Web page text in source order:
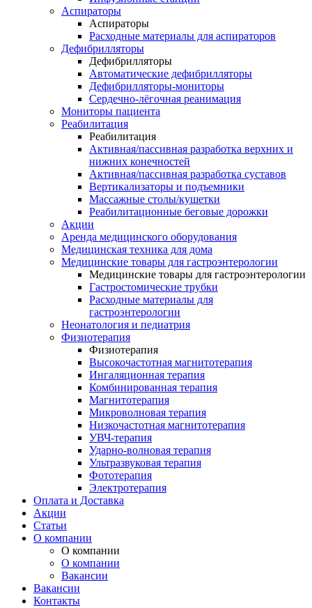
Аспираторы
Аспираторы
Расходные материалы для аспираторов
Дефибрилляторы
Дефибрилляторы
Автоматические дефибрилляторы
Дефибрилляторы-мониторы
Сердечно-лёгочная реанимация
Мониторы пациента
Реабилитация
Реабилитация
Активная/пассивная разработка верхних и
нижних конечностей
Активная/пассивная разработка суставов
Вертикализаторы и подъемники
Массажные столы/кушетки
Реабилитационные беговые дорожки
Акции
Аренда медицинского оборудования
Медицинская техника для дома
Медицинские товары для гастроэнтерологии
Медицинские товары для гастроэнтерологии
Гастростомические трубки
Расходные материалы для
гастроэнтерологии
Неонатология и педиатрия
Физиотерапия
Физиотерапия
Высокочастотная магнитотерапия
Ингаляционная терапия
Комбинированная терапия
Магнитотерапия
Микроволновая терапия
Низкочастотная магнитотерапия
УВЧ-терапия
Ударно-волновая терапия
Ультразвуковая терапия
Фототерапия
Электротерапия
Оплата и Доставка
Акции
Статьи
О компании
О компании
О компании
Вакансии
Вакансии
Контакты